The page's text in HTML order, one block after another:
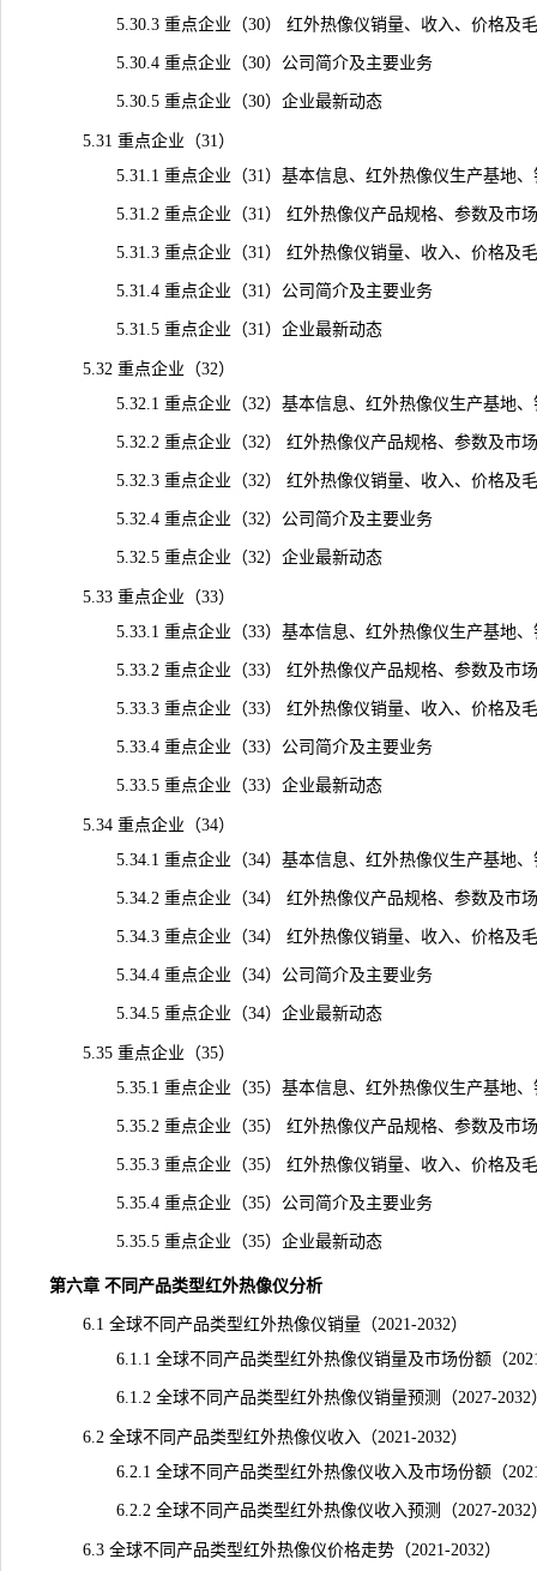
5.30.3 重点企业（30） 红外热像仪销量、收入、价格及毛
5.30.4 重点企业（30）公司简介及主要业务
5.30.5 重点企业（30）企业最新动态
5.31 重点企业（31）
5.31.1 重点企业（31）基本信息、红外热像仪生产基地、
5.31.2 重点企业（31） 红外热像仪产品规格、参数及市
5.31.3 重点企业（31） 红外热像仪销量、收入、价格及毛
5.31.4 重点企业（31）公司简介及主要业务
5.31.5 重点企业（31）企业最新动态
5.32 重点企业（32）
5.32.1 重点企业（32）基本信息、红外热像仪生产基地、
5.32.2 重点企业（32） 红外热像仪产品规格、参数及市
5.32.3 重点企业（32） 红外热像仪销量、收入、价格及毛
5.32.4 重点企业（32）公司简介及主要业务
5.32.5 重点企业（32）企业最新动态
5.33 重点企业（33）
5.33.1 重点企业（33）基本信息、红外热像仪生产基地、
5.33.2 重点企业（33） 红外热像仪产品规格、参数及市
5.33.3 重点企业（33） 红外热像仪销量、收入、价格及毛
5.33.4 重点企业（33）公司简介及主要业务
5.33.5 重点企业（33）企业最新动态
5.34 重点企业（34）
5.34.1 重点企业（34）基本信息、红外热像仪生产基地、
5.34.2 重点企业（34） 红外热像仪产品规格、参数及市
5.34.3 重点企业（34） 红外热像仪销量、收入、价格及毛
5.34.4 重点企业（34）公司简介及主要业务
5.34.5 重点企业（34）企业最新动态
5.35 重点企业（35）
5.35.1 重点企业（35）基本信息、红外热像仪生产基地、
5.35.2 重点企业（35） 红外热像仪产品规格、参数及市
5.35.3 重点企业（35） 红外热像仪销量、收入、价格及毛
5.35.4 重点企业（35）公司简介及主要业务
5.35.5 重点企业（35）企业最新动态
第六章 不同产品类型红外热像仪分析
6.1 全球不同产品类型红外热像仪销量（2021-2032）
6.1.1 全球不同产品类型红外热像仪销量及市场份额（
6.1.2 全球不同产品类型红外热像仪销量预测（2027-2032
6.2 全球不同产品类型红外热像仪收入（2021-2032）
6.2.1 全球不同产品类型红外热像仪收入及市场份额（
6.2.2 全球不同产品类型红外热像仪收入预测（2027-2032
6.3 全球不同产品类型红外热像仪价格走势（2021-2032）